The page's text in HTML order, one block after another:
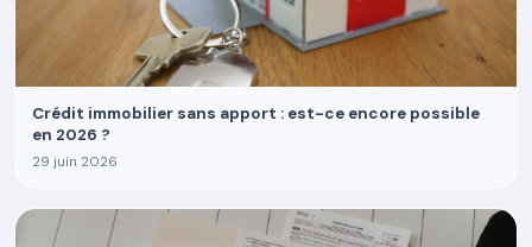
Crédit immobilier sans apport : est-ce encore possible
en 2026 ?
29 juin 2026